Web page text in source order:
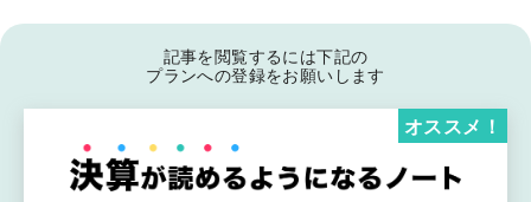
記事を閲覧するには下記の
プランへの登録をお願いします
オススメ！